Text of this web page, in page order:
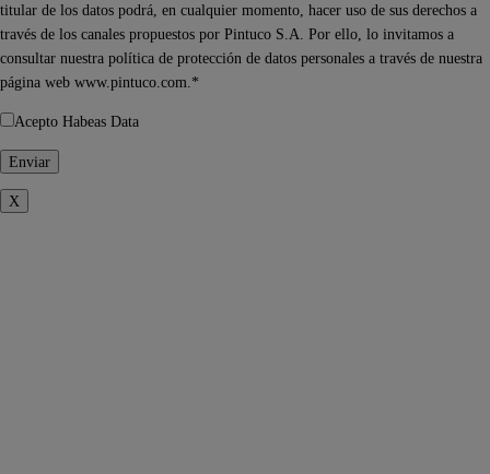
titular de los datos podrá, en cualquier momento, hacer uso de sus derechos a
través de los canales propuestos por Pintuco S.A. Por ello, lo invitamos a
consultar nuestra política de protección de datos personales a través de nuestra
página web www.pintuco.com.*
Acepto Habeas Data
X